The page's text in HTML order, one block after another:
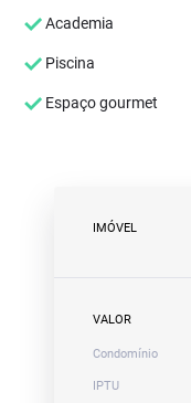
Academia
Piscina
Espaço gourmet
IMÓVEL
VALOR
Condomínio
IPTU